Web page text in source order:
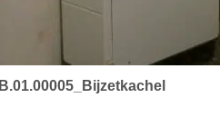
B.01.00005_Bijzetkachel